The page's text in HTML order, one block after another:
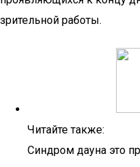
зрительной работы.
Читайте также:
Синдром дауна это